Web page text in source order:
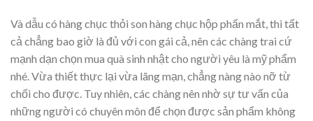
Và dẫu có hàng chục thỏi son hàng chục hộp phấn mắt, thì tất
cả chẳng bao giờ là đủ với con gái cả, nên các chàng trai cứ
mạnh dạn chọn mua quà sinh nhật cho người yêu là mỹ phẩm
nhé. Vừa thiết thực lại vừa lãng mạn, chẳng nàng nào nỡ từ
chối cho được. Tuy nhiên, các chàng nên nhờ sự tư vấn của
những người có chuyên môn để chọn được sản phẩm không